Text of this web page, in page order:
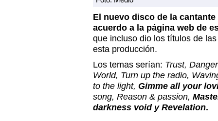
El nuevo disco de la
acuerdo a la página web de
que incluso dio los títulos de
esta producción.
Los temas serían: Trust,
World, Turn up the radio,
to the light, Gimme all your
song, Reason & passion,
darkness void y Revelation.